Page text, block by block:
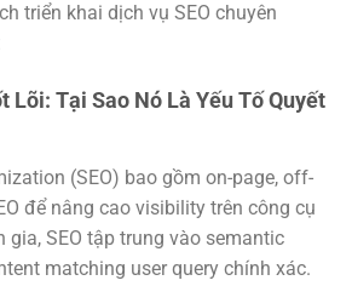
triển khai dịch vụ SEO chuyên
Lõi: Tại Sao Nó Là Yếu Tố Quyết
(SEO) bao gồm on-page, off-
để nâng cao visibility trên công cụ
gia, SEO tập trung vào semantic
matching user query chính xác.